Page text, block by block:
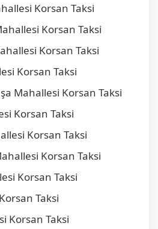
Korsan Taksi
Korsan Taksi
Korsan Taksi
Korsan Taksi
Mahallesi Korsan Taksi
Korsan Taksi
Korsan Taksi
Korsan Taksi
Korsan Taksi
Taksi
Korsan Taksi